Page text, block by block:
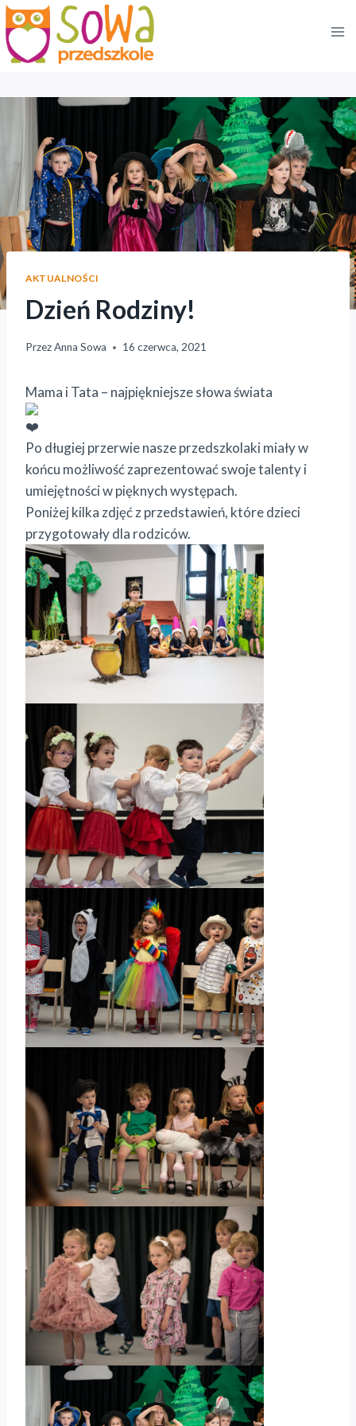
Przejdź
do
treści
AKTUALNOŚCI
Dzień Rodziny!
PrzezAnna Sowa 16 czerwca, 2021
Mama i Tata – najpiękniejsze słowa świata
Po długiej przerwie nasze przedszkolaki miały w
końcu możliwość zaprezentować swoje talenty i
umiejętności w pięknych występach.
Poniżej kilka zdjęć z przedstawień, które dzieci
przygotowały dla rodziców.